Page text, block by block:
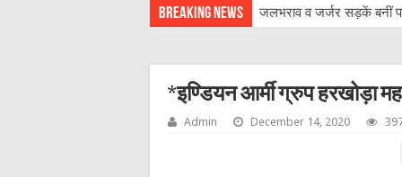
Breaking News जलभराव व जर्जर सड़कें बनीं
*इण्डियन आर्मी ग्रुप हरखोड़ा
Admin December 14, 2020